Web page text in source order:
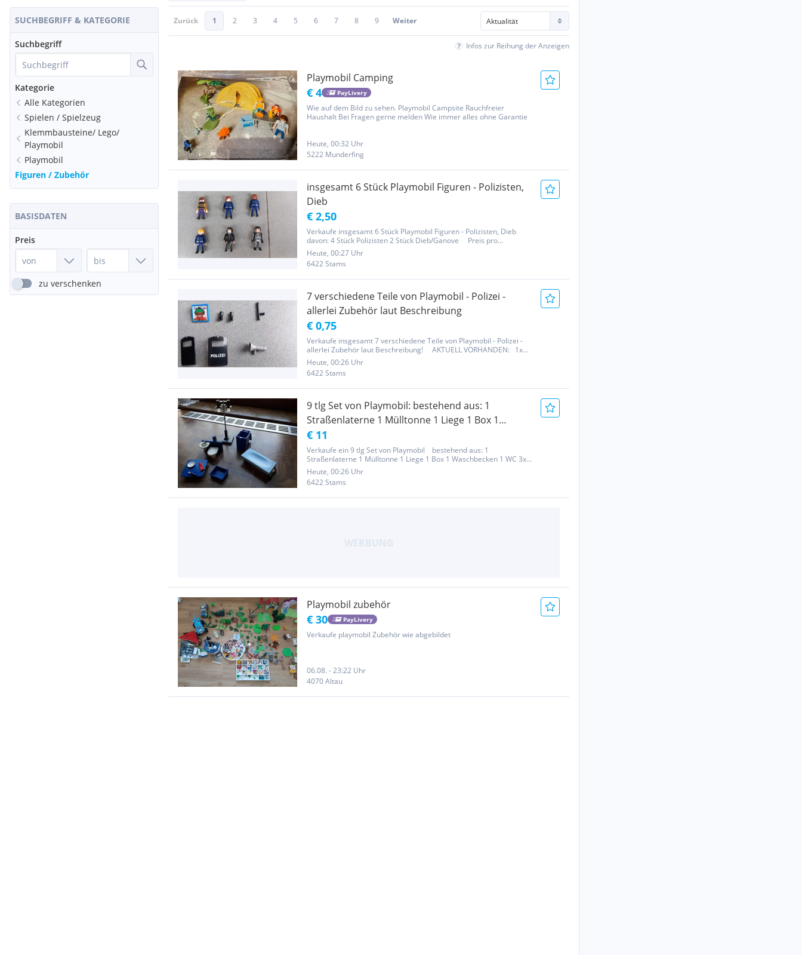
SUCHBEGRIFF & KATEGORIE
Suchbegriff
Kategorie
Alle Kategorien
Spielen / Spielzeug
Klemmbausteine/ Lego/
Playmobil
Playmobil
Figuren / Zubehör
BASISDATEN
Preis
zu verschenken
Zurück 1 2 3 4 5 6 7 8 9 Weiter
Infos zur Reihung der Anzeigen
Playmobil Camping
€ 4 PayLivery
Wie auf dem Bild zu sehen. Playmobil Campsite Rauchfreier
Haushalt Bei Fragen gerne melden Wie immer alles ohne Garantie
Heute, 00:32 Uhr
5222 Munderfing
insgesamt 6 Stück Playmobil Figuren - Polizisten,
Dieb
€ 2,50
Verkaufe insgesamt 6 Stück Playmobil Figuren - Polizisten, Dieb
davon: 4 Stück Polizisten 2 Stück Dieb/Ganove Preis pro
Männchen/pro Figur: Euro 2,50 !!! Postversand sehr gerne
möglich - zuzüglich Porto! Bitte beachten sie auch meine...
Heute, 00:27 Uhr
6422 Stams
7 verschiedene Teile von Playmobil - Polizei -
allerlei Zubehör laut Beschreibung
€ 0,75
Verkaufe insgesamt 7 verschiedene Teile von Playmobil - Polizei -
allerlei Zubehör laut Beschreibung! AKTUELL VORHANDEN: 1x
Fahndungsbild Dieb 2x Ersatzhände für Playmobilmännchen 1x
Schlagstock 2x Schutzschilder Polizei 1x Lautsprecher PREIS...
Heute, 00:26 Uhr
6422 Stams
9 tlg Set von Playmobil: bestehend aus: 1
Straßenlaterne 1 Mülltonne 1 Liege 1 Box 1
Waschbecken 1 WC 3x Zahnputzsachen
€ 11
Verkaufe ein 9 tlg Set von Playmobil bestehend aus: 1
Straßenlaterne 1 Mülltonne 1 Liege 1 Box 1 Waschbecken 1 WC 3x
Zahnputzsachen Nur als Set zum Preis von Euro 11,- zu
verkaufen!!! Postversand sehr gerne möglich - zuzüglich Porto!
...
Heute, 00:26 Uhr
6422 Stams
Playmobil zubehör
€ 30 PayLivery
Verkaufe playmobil Zubehör wie abgebildet
06.08. - 23:22 Uhr
4070 Altau